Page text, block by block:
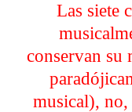
Las siete
conservan su
musical),